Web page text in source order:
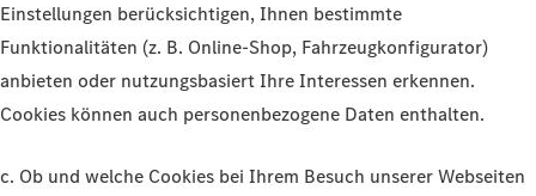
Einstellungen berücksichtigen, Ihnen bestimmte
Funktionalitäten (z. B. Online-Shop, Fahrzeugkonfigurator)
anbieten oder nutzungsbasiert Ihre Interessen erkennen.
Cookies können auch personenbezogene Daten enthalten.
c. Ob und welche Cookies bei Ihrem Besuch unserer Webseiten